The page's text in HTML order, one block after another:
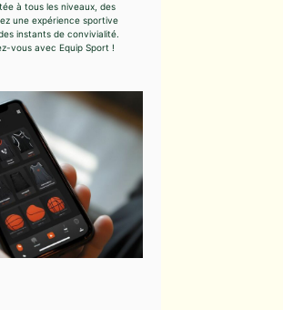
à tous les niveaux, des
une expérience sportive
instants de convivialité.
vous avec Equip Sport !